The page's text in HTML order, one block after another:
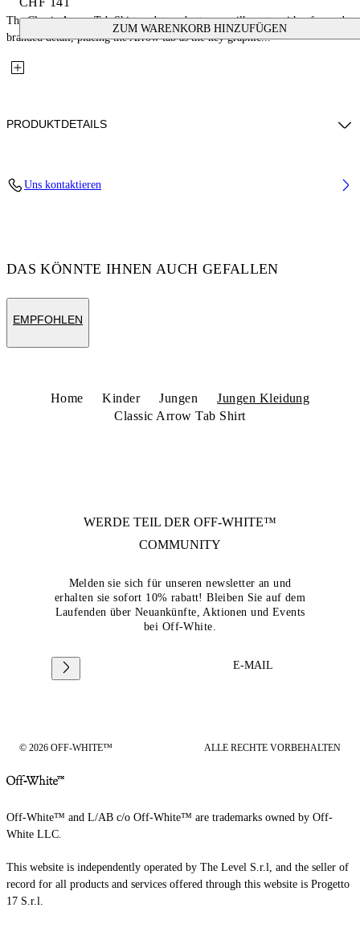
ZUM WARENKORB HINZUFÜGEN
The Classic Arrow Tab Shirt updates a button-up silhouette with a focused
branded detail, placing the Arrow tab as the key graphic...
PRODUKTDETAILS
Uns kontaktieren
DAS KÖNNTE IHNEN AUCH GEFALLEN
EMPFOHLEN
Home Kinder Jungen
Jungen Kleidung
Classic Arrow Tab Shirt
WERDE TEIL DER OFF-WHITE™
COMMUNITY
Melden sie sich für unseren newsletter an und
erhalten sie sofort 10% rabatt! Bleiben Sie auf dem
Laufenden über Neuankünfte, Aktionen und Events
bei Off-White.
E-MAIL
© 2026 OFF-WHITE™ ALLE RECHTE VORBEHALTEN
Off-White™ and L/AB c/o Off-White™ are trademarks owned by Off-
White LLC.
This website is independently operated by The Level S.r.l, and the seller of
record for all products and services offered through this website is Progetto
17 S.r.l.